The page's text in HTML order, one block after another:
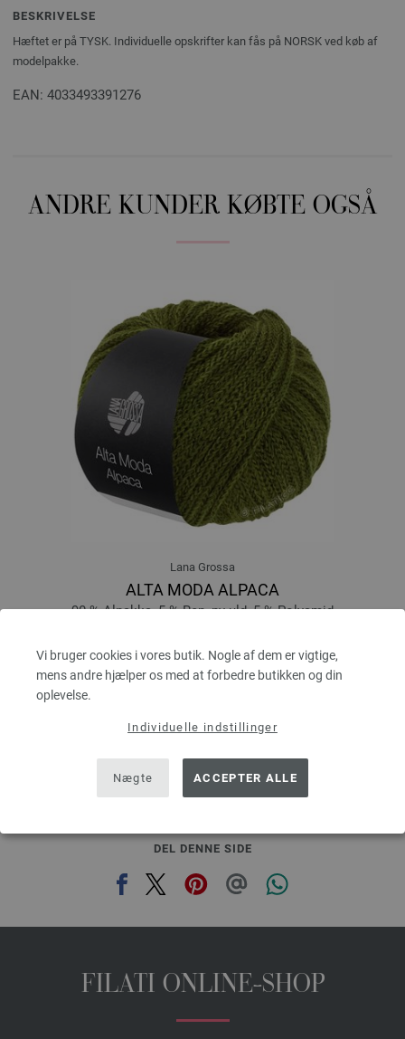
Vi bruger cookies i vores butik. Nogle af dem er vigtige,
mens andre hjælper os med at forbedre butikken og din
oplevelse.
Individuelle indstillinger
Nægte ACCEPTER ALLE
BESKRIVELSE
Hæftet er på TYSK. Individuelle opskrifter kan fås på NORSK ved køb af
modelpakke.
EAN: 4033493391276
ANDRE KUNDER KØBTE OGSÅ
Lana Grossa
ALTA MODA ALPACA
90 % Alpakka, 5 % Ren, ny uld, 5 % Polyamid
Pinde-/nåletykkelse: 5 - 6
52,10 dkr
eks. moms, med tillæg af forsendelsesomkostninger, Basispris: 1.042,00 dkr
prev next
DEL DENNE SIDE
FILATI ONLINE-SHOP